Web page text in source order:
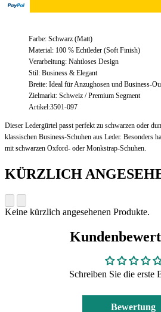
Farbe: Schwarz (Matt)
Material: 100 % Echtleder (Soft Finish)
Verarbeitung: Nahtloses Design
Stil: Business & Elegant
Breite: Ideal für Anzughosen und Business-
Zielmarkt: Schweiz / Premium Segment
Artikel:3501-097
Dieser Ledergürtel passt perfekt zu schwarzen oder
klassischen Business-Schuhen aus Leder. Besonders
mit schwarzen Oxford- oder Monkstrap-Schuhen.
KÜRZLICH
Keine kürzlich angesehenen Produkte.
Schreiben Sie die erste
Bewertung